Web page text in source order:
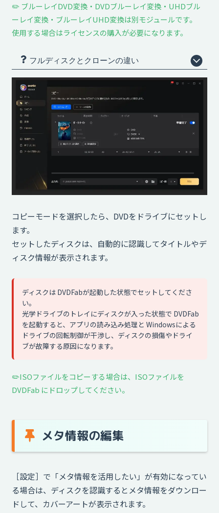
✏️ ブルーレイDVD変換・DVDブルーレイ変換・UHDブル
ーレイ変換・ブルーレイUHD変換は別モジュールです。
使用する場合はライセンスの購入が必要になります。
フルディスクとクローンの違い
コピーモードを選択したら、DVDをドライブにセットし
ます。
セットしたディスクは、自動的に認識してタイトルやデ
ィスク情報が表示されます。
ディスクは DVDFabが起動した状態でセットしてくださ
い。
光学ドライブのトレイにディスクが入った状態で DVDFab
を起動すると、アプリの読み込み処理と Windowsによる
ドライブの回転制御が干渉し、ディスクの損傷やドライ
ブが故障する原因になります。
✏️ISOファイルをコピーする場合は、ISOファイルを
DVDFab にドロップしてください。
メタ情報の編集
［設定］で「メタ情報を活用したい」が有効になってい
る場合は、ディスクを認識するとメタ情報をダウンロー
ドして、カバーアートが表示されます。